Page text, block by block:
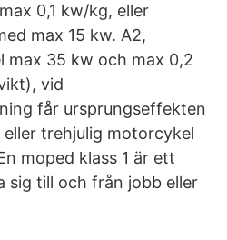
0,1 kw/kg, eller
max 15 kw. A2,
max 35 kw och max 0,2
vid
får ursprungseffekten
trehjulig motorcykel
moped klass 1 är ett
sig till och från jobb eller